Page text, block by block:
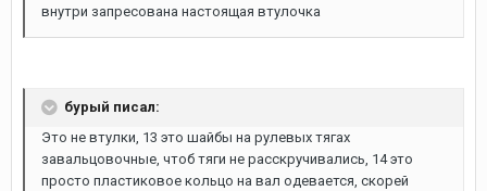
внутри запресована настоящая втулочка
бурый писал:
Это не втулки, 13 это шайбы на рулевых тягах
завальцовочные, чтоб тяги не расскручивались, 14 это
просто пластиковое кольцо на вал одевается, скорей